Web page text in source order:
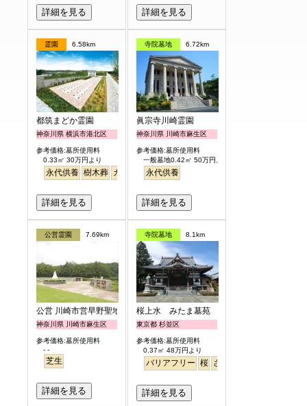
詳細を見る 詳細を見る
霊園 6.58km
都筑まどか霊園
神奈川県 横浜市港北区
参考価格:墓所使用料
0.33㎡ 30万円より
永代供養 樹木葬 ガーデニング
詳細を見る
寺院墓地 6.72km
眞宗寺川崎霊園
神奈川県 川崎市麻生区
参考価格:墓所使用料
一般墓地0.42㎡ 50万円より
永代供養
詳細を見る
公営霊園 7.69km
公営 川崎市営早野聖地公園
神奈川県 川崎市麻生区
参考価格:墓所使用料
- -
芝生
詳細を見る
寺院墓地 8.1km
桜上水 みたま墓苑
東京都 杉並区
参考価格:墓所使用料
0.37㎡ 48万円より
バリアフリー 桜 さくら
詳細を見る